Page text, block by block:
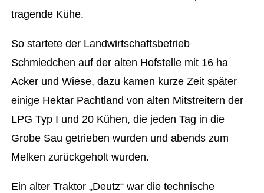
tragende Kühe.
So startete der Landwirtschaftsbetrieb
Schmiedchen auf der alten Hofstelle mit 16 ha
Acker und Wiese, dazu kamen kurze Zeit später
einige Hektar Pachtland von alten Mitstreitern der
LPG Typ I und 20 Kühen, die jeden Tag in die
Grobe Sau getrieben wurden und abends zum
Melken zurückgeholt wurden.
Ein alter Traktor „Deutz“ war die technische